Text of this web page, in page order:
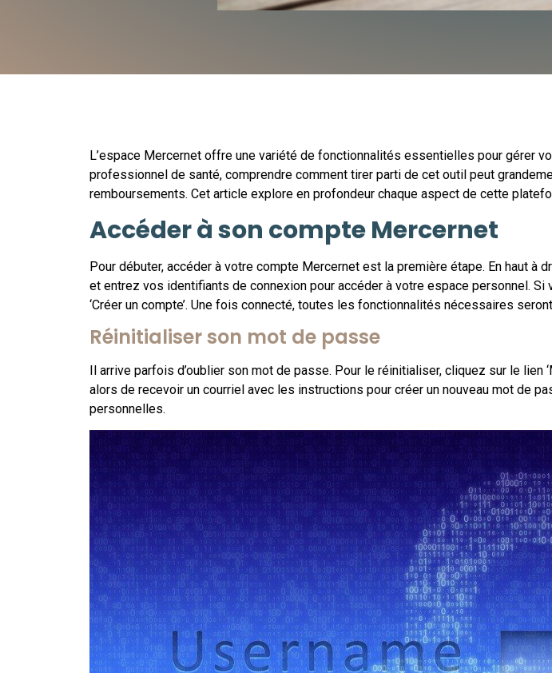
L’espace Mercernet offre une variété de fonctionnalités essentielles pour gérer
professionnel de santé, comprendre comment tirer parti de cet outil peut
remboursements. Cet article explore en profondeur chaque aspect de cette
Accéder à son compte Mercernet
Pour débuter, accéder à votre compte Mercernet est la première étape. En haut à
et entrez vos identifiants de connexion pour accéder à votre espace personnel.
‘Créer un compte’. Une fois connecté, toutes les fonctionnalités nécessaires
Réinitialiser son mot de passe
Il arrive parfois d’oublier son mot de passe. Pour le réinitialiser, cliquez sur le lien
alors de recevoir un courriel avec les instructions pour créer un nouveau mot de
personnelles.